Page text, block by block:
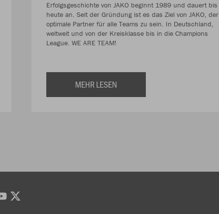
Erfolgsgeschichte von JAKO beginnt 1989 und dauert bis
heute an. Seit der Gründung ist es das Ziel von JAKO, der
optimale Partner für alle Teams zu sein. In Deutschland,
weltweit und von der Kreisklasse bis in die Champions
League. WE ARE TEAM!
MEHR LESEN